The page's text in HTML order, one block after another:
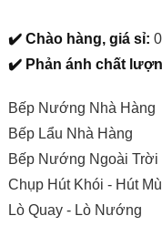
✔️ Chào hàng, giá sỉ:
✔️ Phản ánh chất
Bếp Nướng Nhà Hàng
Bếp Lẩu Nhà Hàng
Bếp Nướng Ngoài Trời
Chụp Hút Khói - Hút
Lò Quay - Lò Nướng